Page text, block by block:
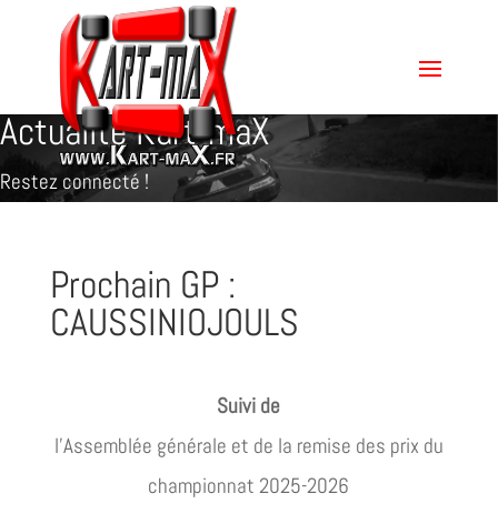
Actualité Kart-maX
Restez connecté !
Prochain GP :
CAUSSINIOJOULS
Suivi de
l’Assemblée générale et de la remise des prix du
championnat 2025-2026